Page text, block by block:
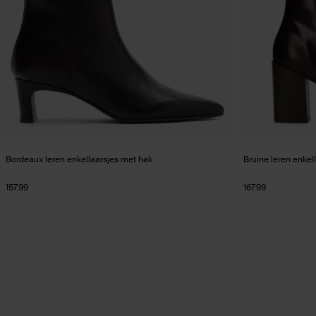
Bordeaux leren enkellaarsjes met hak
157.99
Bruine leren
167.99